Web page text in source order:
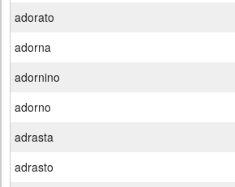
adorato
adorna
adornino
adorno
adrasta
adrasto